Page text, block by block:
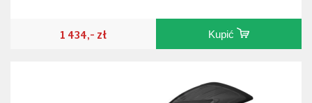
1 434,- zł Kupić